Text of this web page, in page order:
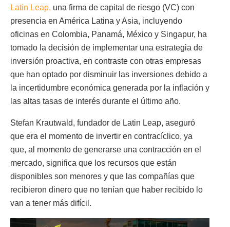
Latin Leap, una firma de capital de riesgo (VC) con
presencia en América Latina y Asia, incluyendo
oficinas en Colombia, Panamá, México y Singapur, ha
tomado la decisión de implementar una estrategia de
inversión proactiva, en contraste con otras empresas
que han optado por disminuir las inversiones debido a
la incertidumbre económica generada por la inflación y
las altas tasas de interés durante el último año.
Stefan Krautwald, fundador de Latin Leap, aseguró
que era el momento de invertir en contracíclico, ya
que, al momento de generarse una contracción en el
mercado, significa que los recursos que están
disponibles son menores y que las compañías que
recibieron dinero que no tenían que haber recibido lo
van a tener más difícil.